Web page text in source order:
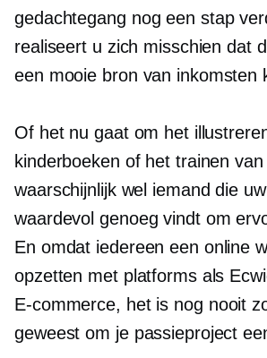
gedachtegang nog een stap
realiseert u zich misschien dat
een mooie bron van inkomsten
Of het nu gaat om het
kinderboeken of het trainen
waarschijnlijk wel iemand die
waardevol genoeg vindt om
En omdat iedereen een online
opzetten met platforms als
E-commerce, het is nog nooit
geweest om je passieproject